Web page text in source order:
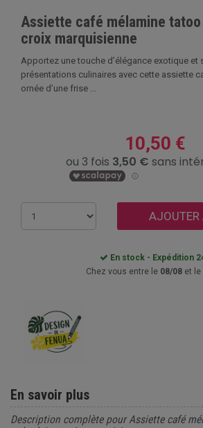
Assiette café mélamine
croix marquisienne
Apportez une touche d’élégance exotique et
présentations culinaires avec cette assiette
ornée d’une frise ...
10,50 €
AJOUTER
En stock - Expédition
Chez vous entre le 08/08et le
En savoir plus
Description complète pour Assiette café